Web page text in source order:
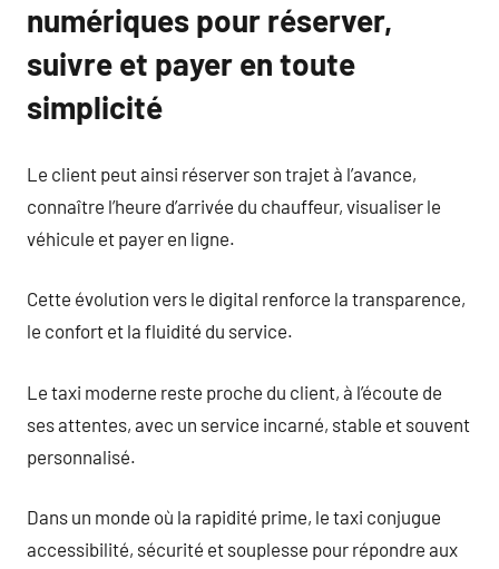
numériques pour réserver,
suivre et payer en toute
simplicité
Le client peut ainsi réserver son trajet à l’avance,
connaître l’heure d’arrivée du chauffeur, visualiser le
véhicule et payer en ligne.
Cette évolution vers le digital renforce la transparence,
le confort et la fluidité du service.
Le taxi moderne reste proche du client, à l’écoute de
ses attentes, avec un service incarné, stable et souvent
personnalisé.
Dans un monde où la rapidité prime, le taxi conjugue
accessibilité, sécurité et souplesse pour répondre aux